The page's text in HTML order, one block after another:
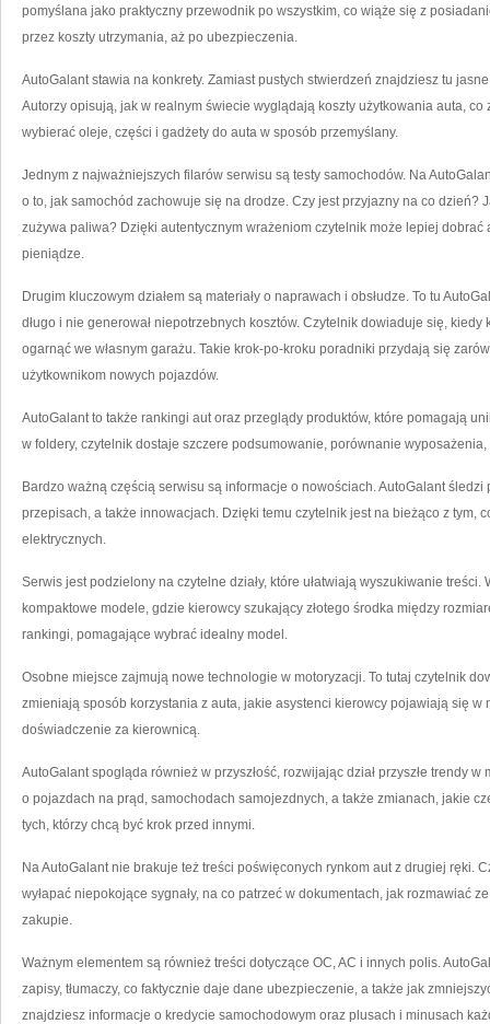
pomyślana jako praktyczny przewodnik po wszystkim, co wiąże się z
przez koszty utrzymania, aż po ubezpieczenia.
AutoGalant stawia na konkrety. Zamiast pustych stwierdzeń znajdziesz tu
Autorzy opisują, jak w realnym świecie wyglądają koszty użytkowania auta, co
wybierać oleje, części i gadżety do auta w sposób przemyślany.
Jednym z najważniejszych filarów serwisu są testy samochodów. Na
o to, jak samochód zachowuje się na drodze. Czy jest przyjazny na co dzień?
zużywa paliwa? Dzięki autentycznym wrażeniom czytelnik może lepiej dobrać
pieniądze.
Drugim kluczowym działem są materiały o naprawach i obsłudze. To tu
długo i nie generował niepotrzebnych kosztów. Czytelnik dowiaduje się,
ogarnąć we własnym garażu. Takie krok-po-kroku poradniki przydają się
użytkownikom nowych pojazdów.
AutoGalant to także rankingi aut oraz przeglądy produktów, które pomagają
w foldery, czytelnik dostaje szczere podsumowanie, porównanie
Bardzo ważną częścią serwisu są informacje o nowościach. AutoGalant
przepisach, a także innowacjach. Dzięki temu czytelnik jest na bieżąco z tym,
elektrycznych.
Serwis jest podzielony na czytelne działy, które ułatwiają wyszukiwanie
kompaktowe modele, gdzie kierowcy szukający złotego środka między
rankingi, pomagające wybrać idealny model.
Osobne miejsce zajmują nowe technologie w motoryzacji. To tutaj czytelnik
zmieniają sposób korzystania z auta, jakie asystenci kierowcy pojawiają się w
doświadczenie za kierownicą.
AutoGalant spogląda również w przyszłość, rozwijając dział przyszłe trendy
o pojazdach na prąd, samochodach samojezdnych, a także zmianach, jakie
tych, którzy chcą być krok przed innymi.
Na AutoGalant nie brakuje też treści poświęconych rynkom aut z drugiej ręki.
wyłapać niepokojące sygnały, na co patrzeć w dokumentach, jak rozmawiać
zakupie.
Ważnym elementem są również treści dotyczące OC, AC i innych polis.
zapisy, tłumaczy, co faktycznie daje dane ubezpieczenie, a także jak
znajdziesz informacje o kredycie samochodowym oraz plusach i minusach